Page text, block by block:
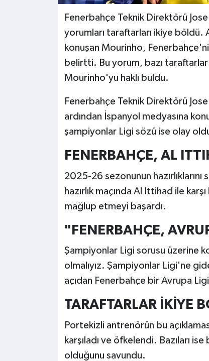
Fenerbahçe Teknik Direktörü
yorumları taraftarları ikiye böldü.
konuşan Mourinho,
belirtti. Bu yorum, bazı taraftarlar
Mourinho'yu haklı buldu.
Fenerbahçe Teknik Direktörü
ardından İspanyol medyasına
şampiyonlar Ligi sözü ise olay
FENERBAHÇE, AL
2025-26 sezonunun
hazırlık maçında Al Ittihad ile
mağlup etmeyi başardı.
"FENERBAHÇE,
Şampiyonlar Ligi sorusu üzerine
olmalıyız. Şampiyonlar Ligi'ne
açıdan Fenerbahçe bir Avrupa
TARAFTARLAR İKİYE
Portekizli antrenörün bu
karşıladı ve öfkelendi. Bazıları
olduğunu savundu.